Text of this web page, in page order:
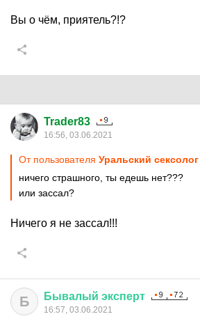
Вы о чём, приятель?!?
Trader83
16:56, 03.06.2021
От пользователя Уральский сексолог
ничего страшного, ты едешь нет???
или зассал?
Ничего я не зассал!!!
Б Бывалый эксперт
16:57, 03.06.2021